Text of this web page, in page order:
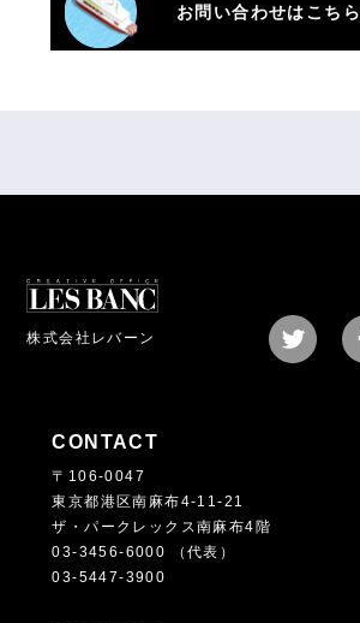
お問い合わせはこちら
株式会社レバーン
CONTACT
〒106-0047
東京都港区南麻布4-11-21
ザ・パークレックス南麻布4階
03-3456-6000 （代表）
03-5447-3900